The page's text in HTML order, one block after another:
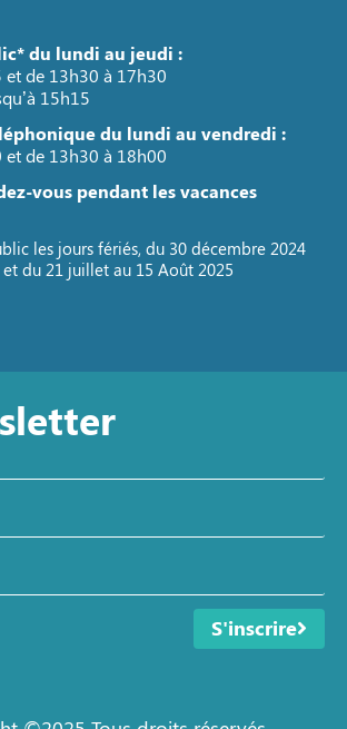
du lundi au jeudi :
de 13h30 à 17h30
15h15
du lundi au vendredi :
de 13h30 à 18h00
vous pendant les vacances
les jours fériés, du 30 décembre 2024
du 21 juillet au 15 Août 2025
S'inscrire